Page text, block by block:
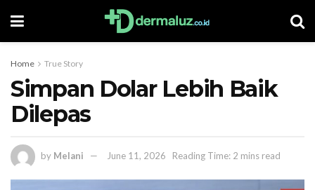
Home True Story
Simpan Dolar Lebih Baik
Dilepas
by Melani June 11, 2026 Reading Time: 2 mins read